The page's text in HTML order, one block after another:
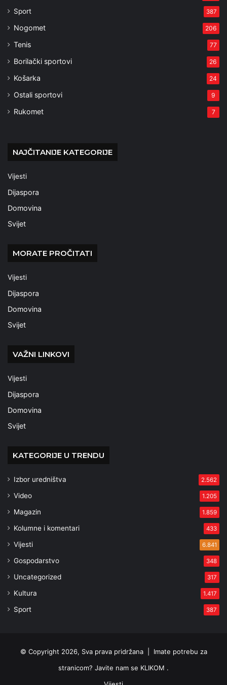
Sport 387
Nogomet 206
Tenis 77
Borilački sportovi 26
Košarka 24
Ostali sportovi 9
Rukomet 7
NAJČITANIJE KATEGORIJE
Vijesti
Dijaspora
Domovina
Svijet
MORATE PROČITATI
Vijesti
Dijaspora
Domovina
Svijet
VAŽNI LINKOVI
Vijesti
Dijaspora
Domovina
Svijet
KATEGORIJE U TRENDU
Izbor uredništva 2.562
Video 1.205
Magazin 1.859
Kolumne i komentari 433
Vijesti 6.841
Gospodarstvo 348
Uncategorized 317
Kultura 1.417
Sport 387
© Copyright 2026, Sva prava pridržana | Imate potrebu za
stranicom? Javite nam se KLIKOM .